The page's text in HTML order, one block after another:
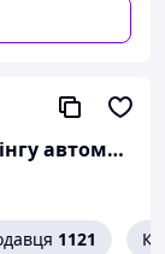
СвітАвто (товари для тюнінгу автомобілів ВАЗ)
1121